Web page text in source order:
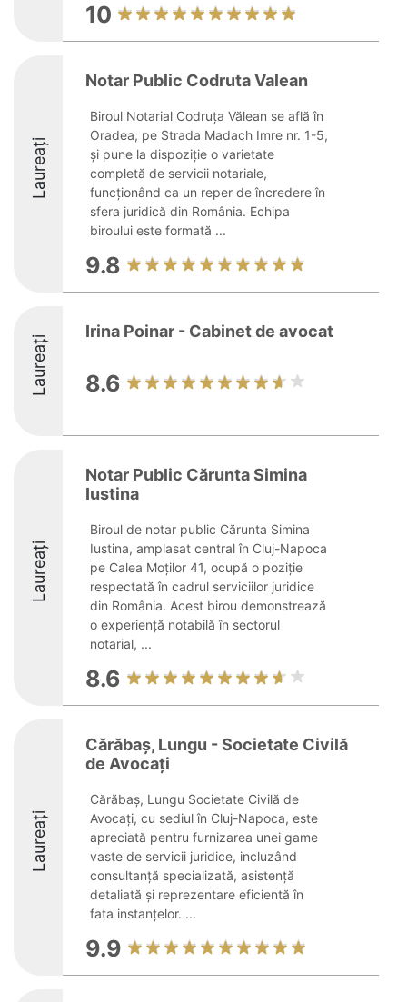
10
Laureați
Notar Public Codruta Valean
Biroul Notarial Codruța Vălean se află în
Oradea, pe Strada Madach Imre nr. 1-5,
și pune la dispoziție o varietate
completă de servicii notariale,
funcționând ca un reper de încredere în
sfera juridică din România. Echipa
biroului este formată ...
9.8
Laureați
Irina Poinar - Cabinet de avocat
8.6
Laureați
Notar Public Cărunta Simina
Iustina
Biroul de notar public Cărunta Simina
Iustina, amplasat central în Cluj-Napoca
pe Calea Moților 41, ocupă o poziție
respectată în cadrul serviciilor juridice
din România. Acest birou demonstrează
o experiență notabilă în sectorul
notarial, ...
8.6
Laureați
Cărăbaș, Lungu - Societate Civilă
de Avocați
Cărăbaș, Lungu Societate Civilă de
Avocați, cu sediul în Cluj-Napoca, este
apreciată pentru furnizarea unei game
vaste de servicii juridice, incluzând
consultanță specializată, asistență
detaliată și reprezentare eficientă în
fața instanțelor. ...
9.9